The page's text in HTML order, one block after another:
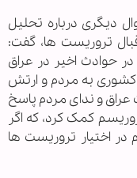
دیگری درباره تحلیل
تروریست ها، گفت:
در حوادث اخیر در عراق
کشوری به مردم و ارتش
عراق و ندای مردم پاسخ
کمک کرد، که اگر
اختیار تروریست ها